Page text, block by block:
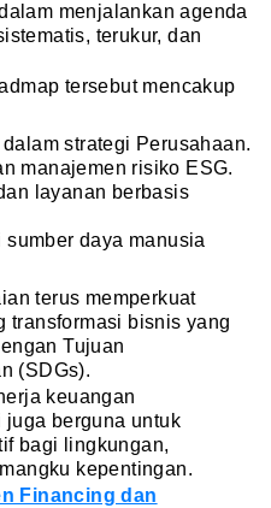
menjalankan agenda
terukur, dan
tersebut mencakup
strategi Perusahaan.
manajemen risiko ESG.
layanan berbasis
daya manusia
terus memperkuat
transformasi bisnis yang
Tujuan
(SDGs).
keuangan
juga berguna untuk
bagi lingkungan,
kepentingan.
Financing dan